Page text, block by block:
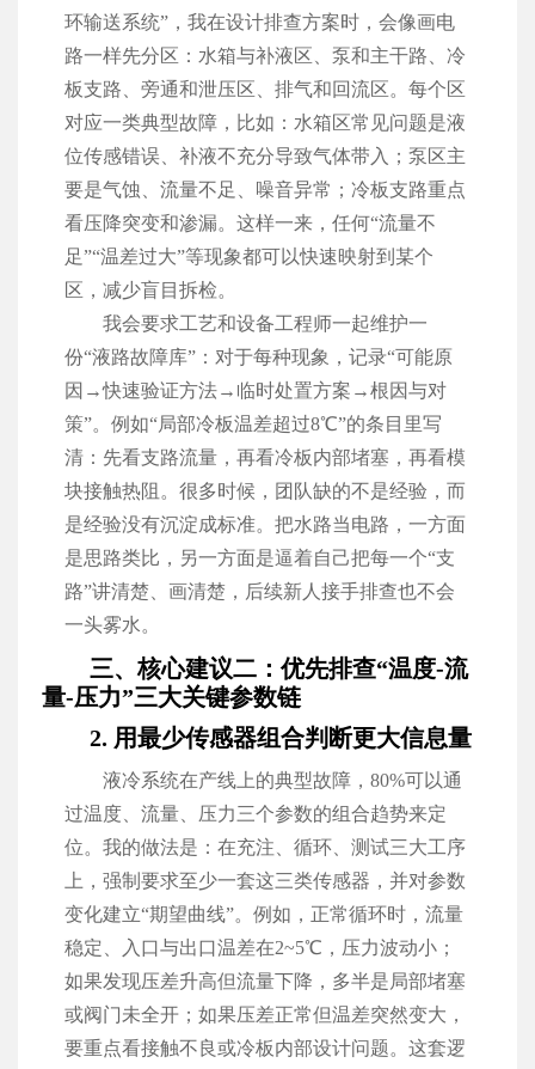
环输送系统”，我在设计排查方案时，会像画电
路一样先分区：水箱与补液区、泵和主干路、冷
板支路、旁通和泄压区、排气和回流区。每个区
对应一类典型故障，比如：水箱区常见问题是液
位传感错误、补液不充分导致气体带入；泵区主
要是气蚀、流量不足、噪音异常；冷板支路重点
看压降突变和渗漏。这样一来，任何“流量不
足”“温差过大”等现象都可以快速映射到某个
区，减少盲目拆检。
我会要求工艺和设备工程师一起维护一
份“液路故障库”：对于每种现象，记录“可能原
因→快速验证方法→临时处置方案→根因与对
策”。例如“局部冷板温差超过8℃”的条目里写
清：先看支路流量，再看冷板内部堵塞，再看模
块接触热阻。很多时候，团队缺的不是经验，而
是经验没有沉淀成标准。把水路当电路，一方面
是思路类比，另一方面是逼着自己把每一个“支
路”讲清楚、画清楚，后续新人接手排查也不会
一头雾水。
三、核心建议二：优先排查“温度-流
量-压力”三大关键参数链
2. 用最少传感器组合判断更大信息量
液冷系统在产线上的典型故障，80%可以通
过温度、流量、压力三个参数的组合趋势来定
位。我的做法是：在充注、循环、测试三大工序
上，强制要求至少一套这三类传感器，并对参数
变化建立“期望曲线”。例如，正常循环时，流量
稳定、入口与出口温差在2~5℃，压力波动小；
如果发现压差升高但流量下降，多半是局部堵塞
或阀门未全开；如果压差正常但温差突然变大，
要重点看接触不良或冷板内部设计问题。这套逻